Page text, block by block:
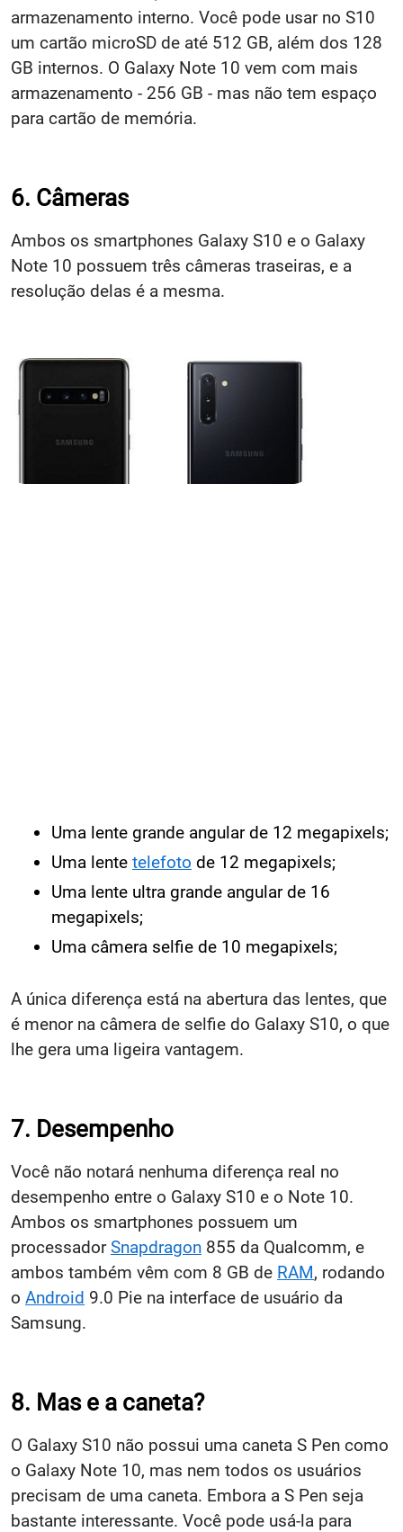
armazenamento interno. Você pode usar no S10
um cartão microSD de até 512 GB, além dos 128
GB internos. O Galaxy Note 10 vem com mais
armazenamento - 256 GB - mas não tem espaço
para cartão de memória.
6. Câmeras
Ambos os smartphones Galaxy S10 e o Galaxy
Note 10 possuem três câmeras traseiras, e a
resolução delas é a mesma.
Uma lente grande angular de 12 megapixels;
Uma lente telefoto de 12 megapixels;
Uma lente ultra grande angular de 16
megapixels;
Uma câmera selfie de 10 megapixels;
A única diferença está na abertura das lentes, que
é menor na câmera de selfie do Galaxy S10, o que
lhe gera uma ligeira vantagem.
7. Desempenho
Você não notará nenhuma diferença real no
desempenho entre o Galaxy S10 e o Note 10.
Ambos os smartphones possuem um
processadorSnapdragon 855 da Qualcomm, e
ambos também vêm com 8 GB de RAM, rodando
o Android 9.0 Pie na interface de usuário da
Samsung.
8. Mas e a caneta?
O Galaxy S10 não possui uma caneta S Pen como
o Galaxy Note 10, mas nem todos os usuários
precisam de uma caneta. Embora a S Pen seja
bastante interessante. Você pode usá-la para